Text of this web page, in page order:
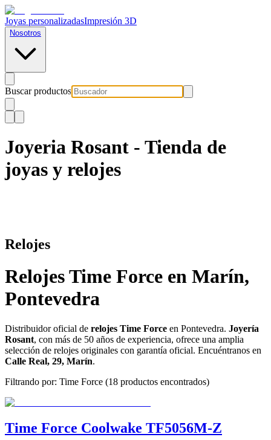
Joyas personalizadasImpresión 3D
Nosotros
Buscar productos
Joyeria Rosant - Tienda de
joyas y relojes
Relojes
RelojesTime Force en Marín,
Pontevedra
Distribuidor oficial de relojes Time Force en Pontevedra. Joyería
Rosant, con más de 50 años de experiencia, ofrece una amplia
selección de relojes originales con garantía oficial. Encuéntranos en
Calle Real, 29, Marín.
Filtrando por: Time Force (18 productos encontrados)
Time Force Coolwake TF5056M-Z